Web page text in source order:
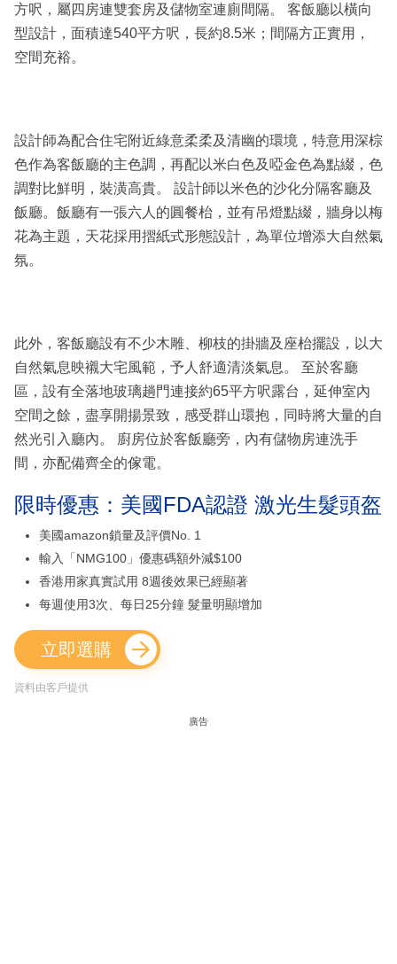
方呎，屬四房連雙套房及儲物室連廁間隔。 客飯廳以橫向
型設計，面積達540平方呎，長約8.5米；間隔方正實用，
空間充裕。
設計師為配合住宅附近綠意柔柔及清幽的環境，特意用深棕
色作為客飯廳的主色調，再配以米白色及啞金色為點綴，色
調對比鮮明，裝潢高貴。 設計師以米色的沙化分隔客廳及
飯廳。飯廳有一張六人的圓餐枱，並有吊燈點綴，牆身以梅
花為主題，天花採用摺紙式形態設計，為單位增添大自然氣
氛。
此外，客飯廳設有不少木雕、柳枝的掛牆及座枱擺設，以大
自然氣息映襯大宅風範，予人舒適清淡氣息。 至於客廳
區，設有全落地玻璃趟門連接約65平方呎露台，延伸室內
空間之餘，盡享開揚景致，感受群山環抱，同時將大量的自
然光引入廳內。 廚房位於客飯廳旁，內有儲物房連洗手
間，亦配備齊全的傢電。
限時優惠：美國FDA認證 激光生髮頭盔
美國amazon鎖量及評價No. 1
輸入「NMG100」優惠碼額外減$100
香港用家真實試用 8週後效果已經顯著
每週使用3次、每日25分鐘 髮量明顯增加
立即選購
資料由客戶提供
廣告